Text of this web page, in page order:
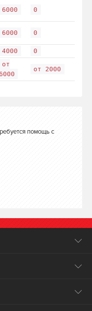
6000 0
6000 0
4000 0
от
от 2000
помощь с